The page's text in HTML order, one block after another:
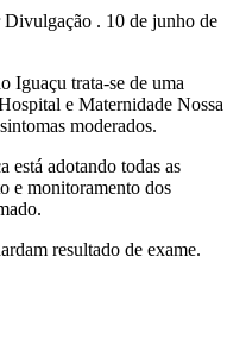
. 10 de junho de
Iguaçu trata-se de uma
e Maternidade Nossa
moderados.
adotando todas as
e monitoramento dos
resultado de exame.